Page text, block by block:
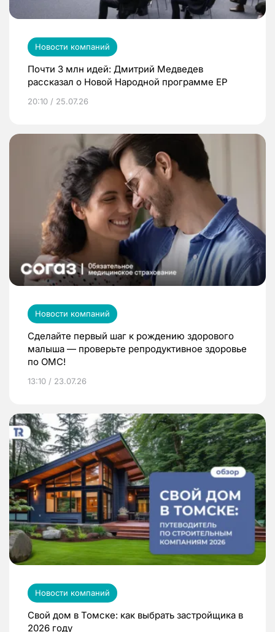
Новости компаний
Почти 3 млн идей: Дмитрий Медведев
рассказал о Новой Народной программе ЕР
20:10 / 25.07.26
Новости компаний
Сделайте первый шаг к рождению здорового
малыша — проверьте репродуктивное здоровье
по ОМС!
13:10 / 23.07.26
Новости компаний
Свой дом в Томске: как выбрать застройщика в
2026 году